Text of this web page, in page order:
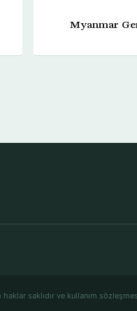
Myanmar
saklıdır ve kullanım